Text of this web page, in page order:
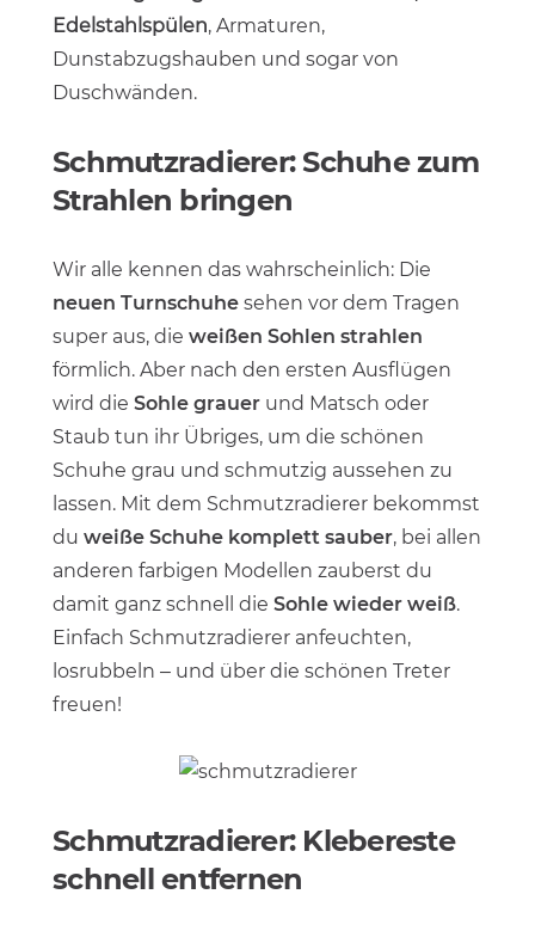
Edelstahlspülen, Armaturen,
Dunstabzugshauben und sogar von
Duschwänden.
Schmutzradierer: Schuhe zum
Strahlen bringen
Wir alle kennen das wahrscheinlich: Die
neuen Turnschuhe sehen vor dem Tragen
super aus, die weißen Sohlen strahlen
förmlich. Aber nach den ersten Ausflügen
wird die Sohle grauer und Matsch oder
Staub tun ihr Übriges, um die schönen
Schuhe grau und schmutzig aussehen zu
lassen. Mit dem Schmutzradierer bekommst
du weiße Schuhe komplett sauber, bei allen
anderen farbigen Modellen zauberst du
damit ganz schnell die Sohle wieder weiß.
Einfach Schmutzradierer anfeuchten,
losrubbeln – und über die schönen Treter
freuen!
Schmutzradierer: Klebereste
schnell entfernen